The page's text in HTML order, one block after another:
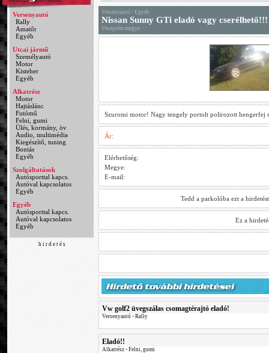
Versenyautó
Rally
Amatőr
Egyéb
Utcai jármű
Személyautó
Motor
Kisteher
Egyéb
Alkatrész
Motor
Hajtáslánc
Futómű
Felni, gumi
Ülés, kormány, öv
Audio, multimédia
Kiegészítő, tuning
Bontás
Egyéb
Szolgáltatások
Autósporttal kapcs.
Autóval kapcsolatos
Egyéb
Egyéb
Autósporttal kapcs.
Autóval kapcsolatos
Egyéb
h i r d e t é s
Versenyautó / Egyéb
Nissan Sunny GTi eladó vagy cserélhető!!!
Veszprém megye
Szuromi motor! Nagy tengely portolt polirozott hengerfej
Ár:
Elérhetőség:
Megye:
E-mail:
Tedd a parkolóba ezt a
Ez a
Vw golf2 üvegszálas csomagtérajtó eladó!
Versenyautó • Rally
Eladó!!
Alkatrész • Felni, gumi